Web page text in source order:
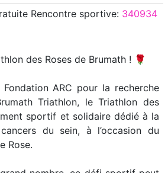
Rencontre sportive: 340934
des Roses de Brumath ! 🌹
ARC pour la recherche
Triathlon, le Triathlon des
sportif et solidaire dédié à la
du sein, à l’occasion du
Rose.